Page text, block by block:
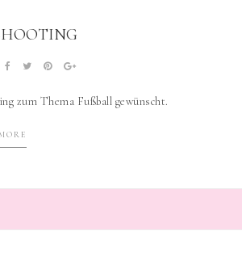
zum Thema Fußball gewünscht.